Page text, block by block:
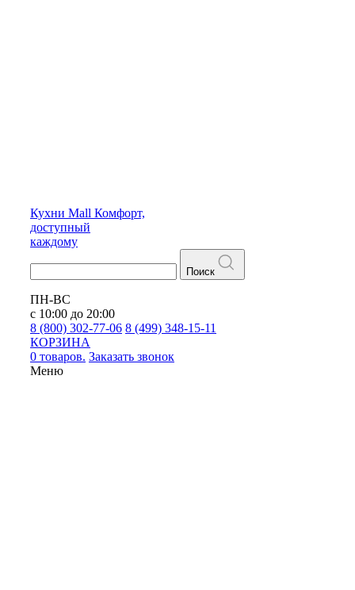
Кухни Mall Комфорт,
доступный
каждому
Поиск
ПН-ВС
с 10:00 до 20:00
8 (800) 302-77-06 8 (499) 348-15-11
КОРЗИНА
0 товаров. Заказать звонок
Меню